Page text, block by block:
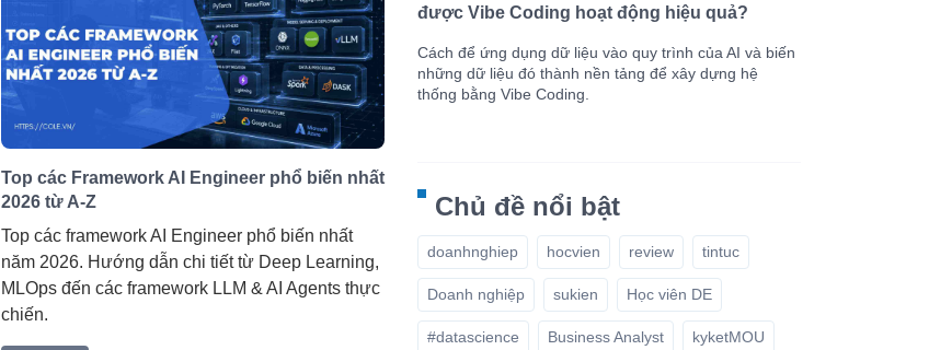
Top các Framework AI Engineer phổ biến nhất
2026 từ A-Z
Top các framework AI Engineer phổ biến nhất
năm 2026. Hướng dẫn chi tiết từ Deep Learning,
MLOps đến các framework LLM & AI Agents thực
chiến.
được Vibe Coding hoạt động hiệu quả?
Cách để ứng dụng dữ liệu vào quy trình của AI và biến
những dữ liệu đó thành nền tảng để xây dựng hệ
thống bằng Vibe Coding.
Chủ đề nổi bật
doanhnghiep hocvien review tintuc
Doanh nghiệp sukien Học viên DE
#datascience Business Analyst kyketMOU